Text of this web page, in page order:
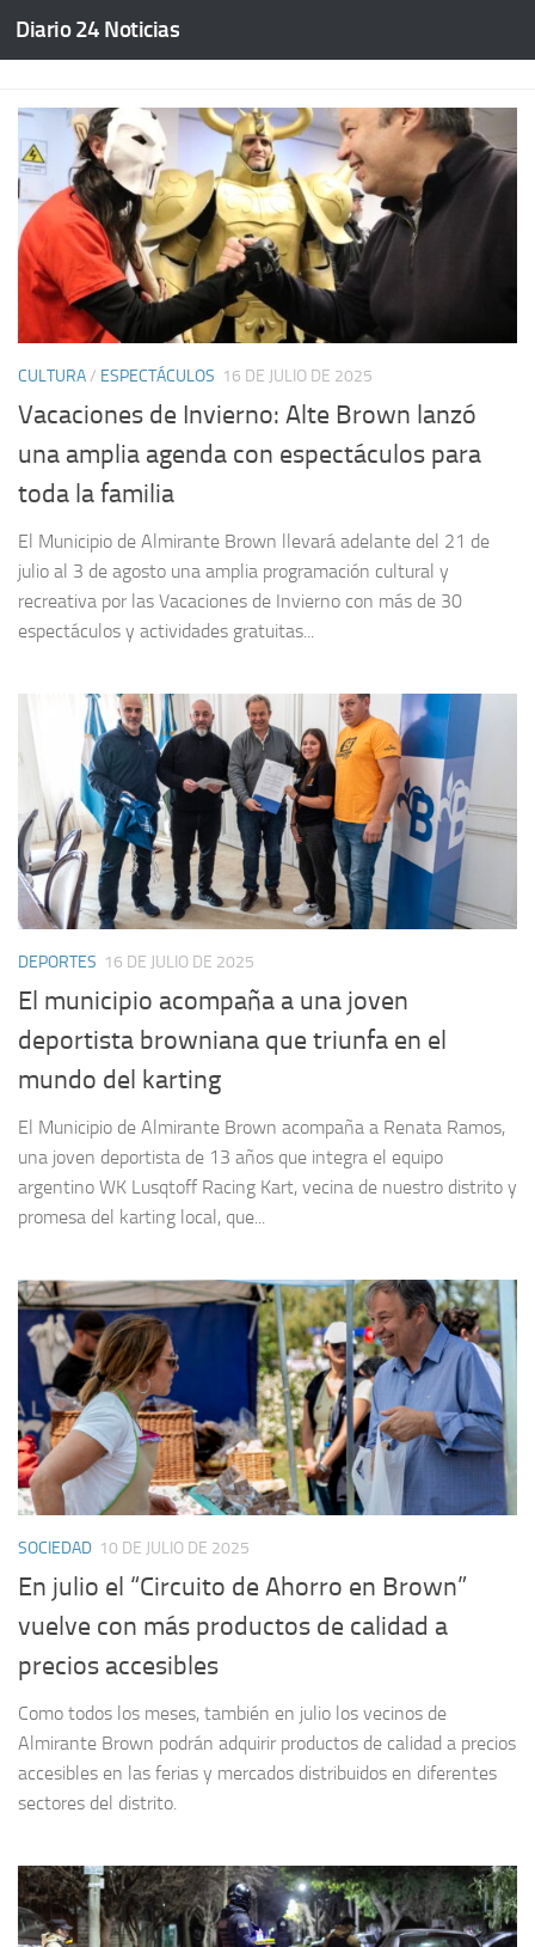
Saltar al contenido
Diario 24 Noticias
CULTURA/ ESPECTÁCULOS 16 DE JULIO DE 2025
Vacaciones de Invierno: Alte Brown lanzó
una amplia agenda con espectáculos para
toda la familia
El Municipio de Almirante Brown llevará adelante del 21 de
julio al 3 de agosto una amplia programación cultural y
recreativa por las Vacaciones de Invierno con más de 30
espectáculos y actividades gratuitas...
DEPORTES 16 DE JULIO DE 2025
El municipio acompaña a una joven
deportista browniana que triunfa en el
mundo del karting
El Municipio de Almirante Brown acompaña a Renata Ramos,
una joven deportista de 13 años que integra el equipo
argentino WK Lusqtoff Racing Kart, vecina de nuestro distrito y
promesa del karting local, que...
SOCIEDAD 10 DE JULIO DE 2025
En julio el “Circuito de Ahorro en Brown”
vuelve con más productos de calidad a
precios accesibles
Como todos los meses, también en julio los vecinos de
Almirante Brown podrán adquirir productos de calidad a precios
accesibles en las ferias y mercados distribuidos en diferentes
sectores del distrito.